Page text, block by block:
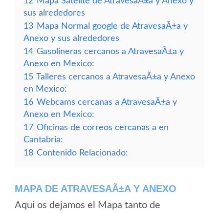
sus alrededores
13 Mapa Normal google de AtravesaÃ±a y
Anexo y sus alrededores
14 Gasolineras cercanos a AtravesaÃ±a y
Anexo en Mexico:
15 Talleres cercanos a AtravesaÃ±a y Anexo
en Mexico:
16 Webcams cercanas a AtravesaÃ±a y
Anexo en Mexico:
17 Oficinas de correos cercanas a en
Cantabria:
18 Contenido Relacionado:
MAPA DE ATRAVESAÃ±A Y ANEXO
Aqui os dejamos el Mapa tanto de